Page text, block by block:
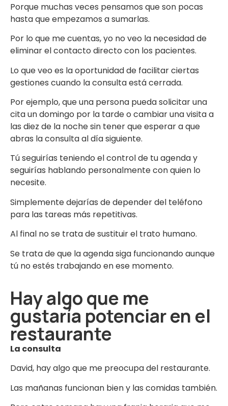
Porque muchas veces pensamos que son pocas
hasta que empezamos a sumarlas.
Por lo que me cuentas, yo no veo la necesidad de
eliminar el contacto directo con los pacientes.
Lo que veo es la oportunidad de facilitar ciertas
gestiones cuando la consulta está cerrada.
Por ejemplo, que una persona pueda solicitar una
cita un domingo por la tarde o cambiar una visita a
las diez de la noche sin tener que esperar a que
abras la consulta al día siguiente.
Tú seguirías teniendo el control de tu agenda y
seguirías hablando personalmente con quien lo
necesite.
Simplemente dejarías de depender del teléfono
para las tareas más repetitivas.
Al final no se trata de sustituir el trato humano.
Se trata de que la agenda siga funcionando aunque
tú no estés trabajando en ese momento.
Hay algo que me
gustaría potenciar en el
restaurante
La consulta
David, hay algo que me preocupa del restaurante.
Las mañanas funcionan bien y las comidas también.